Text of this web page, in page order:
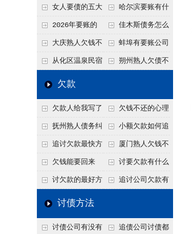
断这个案子能不能
接？接案评估的标准
是什么呢？
女人要债的五大
绝招,轻松搞定
哈尔滨要账有什
么合法手段？2026年
最新追账方式总结！
2026年要账的
七个小方法
佳木斯债务怎么
追回呢？2026年成功
要账就用这2招
大庆熟人欠钱不
还躲猫猫？2026年这
个“诉前调解”成功率
蚌埠有要账公司
吗？2026年这3个方
从化区温泉民宿
老板借钱不还？2026
施压，立马主动结清
朔州熟人欠债不
死账变活
欠款
欠款人给我写了
还款计划书有用吗？
书面承诺的法律效力
欠钱不还的心理
是什么？读懂欠款人
的心态催收事半功倍
抚州熟人债务纠
纷咋办？这一招好开
口
小额欠款如何追
讨
追讨欠款最快方
法是什么？
厦门熟人欠钱不
还？2026年合法秘
籍！
欠钱能要回来
吗？
讨要欠款有什么
好办法
讨欠款的最好方 追讨公司欠款有
讨债方法
讨债公司有没有 追债公司讨债都